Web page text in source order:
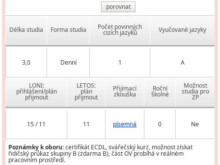
porovnat
Délka studia Forma studia Počet povinných
cizích jazyků Vyučované jazyky
3,0 Denní 1 A
LONI:
přihlášení/plán
přijmout
LETOS:
plán
přijmout
Přijímací
zkouška
Roční
školné
Možnost
studia pro
ZP
15 / 11 11 písemná 0 Ne
Poznámky k oboru:certifikát ECDL, svářečský kurz, možnost získat
řidičský průkaz skupiny B (zdarma B), část OV probíhá v reálném
pracovním prostředí.